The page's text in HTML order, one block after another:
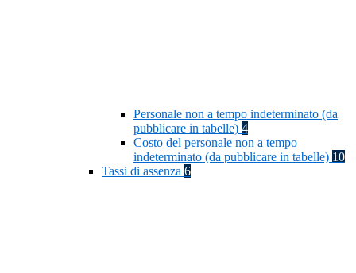
Personale non a tempo indeterminato (da
pubblicare in tabelle) 4
Costo del personale non a tempo
indeterminato (da pubblicare in tabelle) 10
Tassi di assenza 6